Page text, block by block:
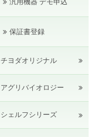
汎用機器 デモ申込
保証書登録
チヨダオリジナル
アグリバイオロジー
シェルフシリーズ